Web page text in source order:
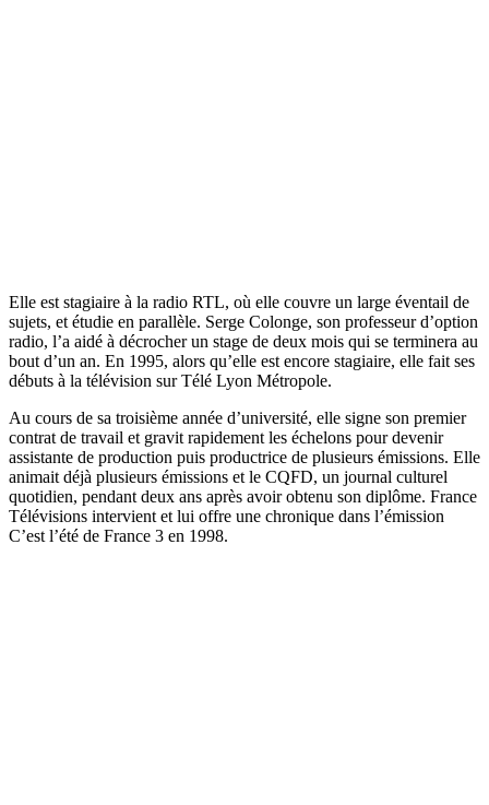
Elle est stagiaire à la radio RTL, où elle couvre un large éventail de
sujets, et étudie en parallèle. Serge Colonge, son professeur d’option
radio, l’a aidé à décrocher un stage de deux mois qui se terminera au
bout d’un an. En 1995, alors qu’elle est encore stagiaire, elle fait ses
débuts à la télévision sur Télé Lyon Métropole.
Au cours de sa troisième année d’université, elle signe son premier
contrat de travail et gravit rapidement les échelons pour devenir
assistante de production puis productrice de plusieurs émissions. Elle
animait déjà plusieurs émissions et le CQFD, un journal culturel
quotidien, pendant deux ans après avoir obtenu son diplôme. France
Télévisions intervient et lui offre une chronique dans l’émission
C’est l’été de France 3 en 1998.